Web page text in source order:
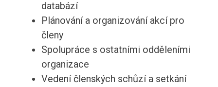
databází
Plánování a organizování akcí pro
členy
Spolupráce s ostatními odděleními
organizace
Vedení členských schůzí a setkání